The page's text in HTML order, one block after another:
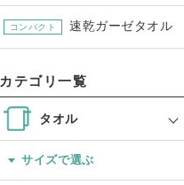
コンパクト 速乾ガーゼタオル
カテゴリ一覧
タオル
サイズで選ぶ